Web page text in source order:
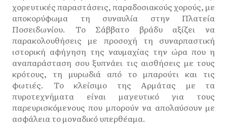
χορευτικές παραστάσεις, παραδοσιακούς χορούς, με
αποκορύφωμα τη συναυλία στην Πλατεία
Ποσειδωνίου. Το Σάββατο βράδυ αξίζει να
παρακολουθήσεις με προσοχή τη συναρπαστική
ιστορική αφήγηση της ναυμαχίας την ώρα που η
αναπαράσταση σου ξυπνάει τις αισθήσεις με τους
κρότους, τη μυρωδιά από το μπαρούτι και τις
φωτιές. Το κλείσιμο της Αρμάτας με τα
πυροτεχνήματα είναι μαγευτικό για τους
παρευρισκόμενους που μπορούν να απολαύσουν με
ασφάλεια το μοναδικό υπερθέαμα.